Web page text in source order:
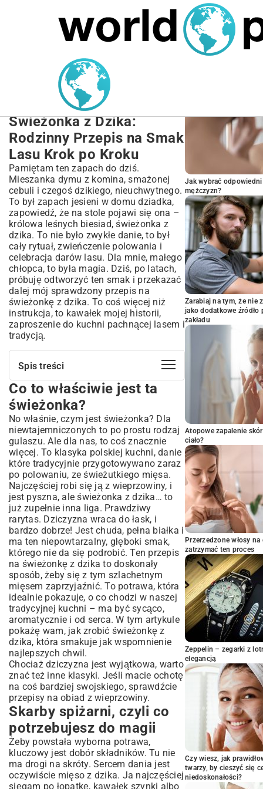
MARIUSZ ŁAMAGA 27.09.2025
Przepis na Świeżonkę z
Dzika: Tradycyjne Polskie
Danie Krok po Kroku
Świeżonka z Dzika:
Rodzinny Przepis na Smak
Lasu Krok po Kroku
Pamiętam ten zapach do dziś.
Mieszanka dymu z komina, smażonej
cebuli i czegoś dzikiego, nieuchwytnego.
To był zapach jesieni w domu dziadka,
zapowiedź, że na stole pojawi się ona –
królowa leśnych biesiad, świeżonka z
dzika. To nie było zwykłe danie, to był
cały rytuał, zwieńczenie polowania i
celebracja darów lasu. Dla mnie, małego
chłopca, to była magia. Dziś, po latach,
próbuję odtworzyć ten smak i przekazać
dalej mój sprawdzony przepis na
świeżonkę z dzika. To coś więcej niż
instrukcja, to kawałek mojej historii,
zaproszenie do kuchni pachnącej lasem i
tradycją.
Spis treści
Co to właściwie jest ta świeżonka?
Skarby spiżarni, czyli co potrzebujesz do
magii
Gotujemy razem: jak powstaje idealna
świeżonka
Krok pierwszy: sekret kruchości mięsa
Krok drugi: przygotowanie pola bitwy
Krok trzeci: smażenie i duszenie, czyli serce
operacji
Krok czwarty: wielki finał
Gdy lubisz eksperymentować
Wielki finał: z czym podawać to
arcydzieło?
Podsumowanie
Co to właściwie jest ta
świeżonka?
No właśnie, czym jest świeżonka? Dla
niewtajemniczonych to po prostu rodzaj
gulaszu. Ale dla nas, to coś znacznie
więcej. To klasyka polskiej kuchni, danie
które tradycyjnie przygotowywano zaraz
po polowaniu, ze świeżutkiego mięsa.
Najczęściej robi się ją z wieprzowiny, i
jest pyszna, ale świeżonka z dzika… to
już zupełnie inna liga. Prawdziwy
rarytas. Dziczyzna wraca do łask, i
bardzo dobrze! Jest chuda, pełna białka i
ma ten niepowtarzalny, głęboki smak,
którego nie da się podrobić. Ten przepis
na świeżonkę z dzika to doskonały
sposób, żeby się z tym szlachetnym
mięsem zaprzyjaźnić. To potrawa, która
idealnie pokazuje, o co chodzi w naszej
tradycyjnej kuchni – ma być sycąco,
aromatycznie i od serca. W tym artykule
pokażę wam, jak zrobić świeżonkę z
dzika, która smakuje jak wspomnienie
najlepszych chwil.
Chociaż dziczyzna jest wyjątkowa, warto
znać też inne klasyki. Jeśli macie ochotę
na coś bardziej swojskiego, sprawdźcie
przepisy na obiad z wieprzowiny.
Skarby spiżarni, czyli co
potrzebujesz do magii
Żeby powstała wyborna potrawa,
kluczowy jest dobór składników. Tu nie
ma drogi na skróty. Sercem dania jest
oczywiście mięso z dzika. Ja najczęściej
sięgam po łopatkę, kawałek szynki albo
Jak wybrać
mężczyzn?
Zarabiaj na tym, że nie
jako dodatkowe
zakładu
Atopowe zapalenie
ciało?
Przerzedzone włosy
zatrzymać ten proces
Zeppelin – zegarki z
elegancją
Czy wiesz, jak
twarzy, by cieszyć się
niedoskonałości?